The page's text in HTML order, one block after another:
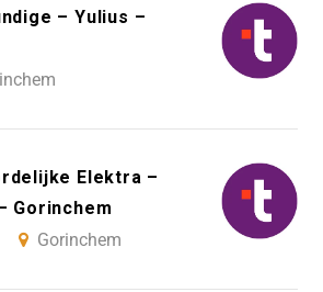
– Yulius –
Elektra –
Gorinchem
Gorinchem